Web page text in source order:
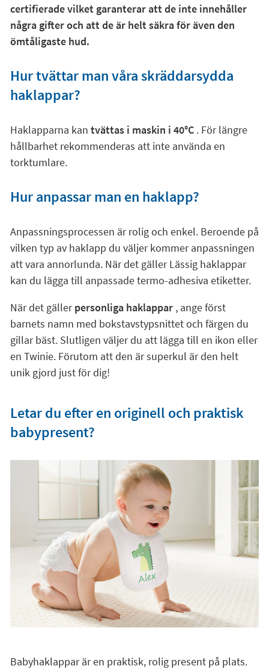
certifierade vilket garanterar att de inte innehåller
några gifter och att de är helt säkra för även den
ömtåligaste hud.
Hur tvättar man våra skräddarsydda
haklappar?
Haklapparna kan tvättas i maskin i 40°C. För längre
hållbarhet rekommenderas att inte använda en
torktumlare.
Hur anpassar man en haklapp?
Anpassningsprocessen är rolig och enkel. Beroende på
vilken typ av haklapp du väljer kommer anpassningen
att vara annorlunda. När det gäller Lässig haklappar
kan du lägga till anpassade termo-adhesiva etiketter.
När det gällerpersonliga haklappar, ange först
barnets namn med bokstavstypsnittet och färgen du
gillar bäst. Slutligen väljer du att lägga till en ikon eller
en Twinie. Förutom att den är superkul är den helt
unik gjord just för dig!
Letar du efter en originell och praktisk
babypresent?
Babyhaklappar är en praktisk, rolig present på plats.